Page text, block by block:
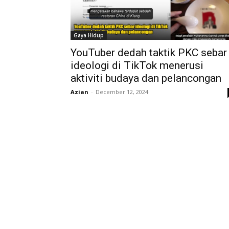
Gaya Hidup
YouTuber dedah taktik PKC sebar
ideologi di TikTok menerusi
aktiviti budaya dan pelancongan
Azian - December 12, 2024